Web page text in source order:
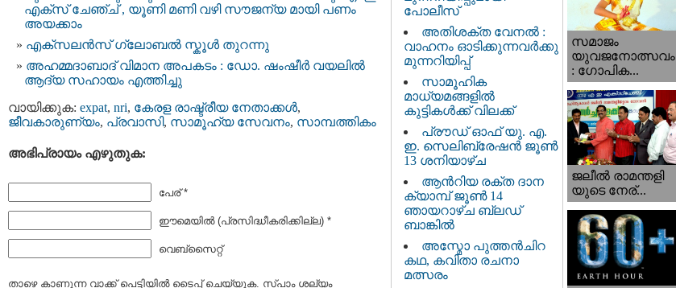
എക്സ് ചേഞ്ച് , യൂണി മണി വഴി സൗജന്യ മായി പണം
അയക്കാം
എക്സലൻസ് ഗ്ലോബൽ സ്കൂൾ തുറന്നു
അഹമ്മദാബാദ് വിമാന അപകടം : ഡോ. ഷംഷീർ വയലിൽ
ആദ്യ സഹായം എത്തിച്ചു
വായിക്കുക: expat, nri, കേരള രാഷ്ട്രീയ നേതാക്കള്‍,
ജീവകാരുണ്യം, പ്രവാസി, സാമൂഹ്യ സേവനം, സാമ്പത്തികം
അഭിപ്രായം എഴുതുക:
പേര് *
ഈമെയില്‍ (പ്രസിദ്ധീകരിക്കില്ല) *
വെബ്സൈറ്റ്
താഴെ കാണുന്ന വാക്ക് പെട്ടിയില്‍ ടൈപ്പ്‌ ചെയ്യുക. സ്പാം ശല്യം
പോലീസ്
അതിശക്ത വേനൽ :
വാഹനം ഓടിക്കുന്നവർക്കു
മുന്നറിയിപ്പ്
സാമൂഹിക
മാധ്യമങ്ങളിൽ
കുട്ടികൾക്ക് വിലക്ക്
പ്രൗഡ് ഓഫ് യു. എ.
ഇ. സെലിബ്രേഷൻ ജൂൺ
13 ശനിയാഴ്ച
ആൻറിയ രക്ത ദാന
ക്യാമ്പ് ജൂൺ 14
ഞായറാഴ്ച ബ്ലഡ്
ബാങ്കിൽ
അസ്മോ പുത്തൻചിറ
കഥ, കവിതാ രചനാ
മത്സരം
സമാജം
യുവജനോത്സവം
: ഗോപിക...
ജലീല്‍ രാമന്തളി
യുടെ നേര്...